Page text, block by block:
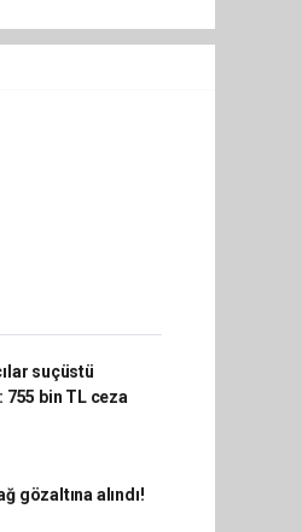
suçüstü
755 bin TL ceza
gözaltına alındı!